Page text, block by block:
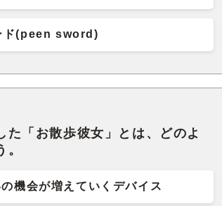
ド(peen sword)
「お散歩彼女」とは、どのよ
機会が増えていくデバイス